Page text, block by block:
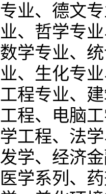
专业、德文
业、哲学专
数学专业、
业、生化专
工程专业、
工程、电脑
学工程、法
发学、经济
医学系列、